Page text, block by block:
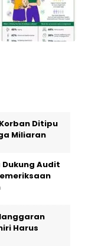
Ditipu
Miliaran
Audit
Harus